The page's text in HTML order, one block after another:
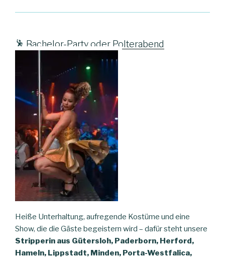
🕺 Bachelor-Party oder Polterabend
Heiße Unterhaltung, aufregende Kostüme und eine
Show, die die Gäste begeistern wird – dafür steht unsere
Stripperin aus Gütersloh, Paderborn, Herford,
Hameln, Lippstadt, Minden, Porta-Westfalica,